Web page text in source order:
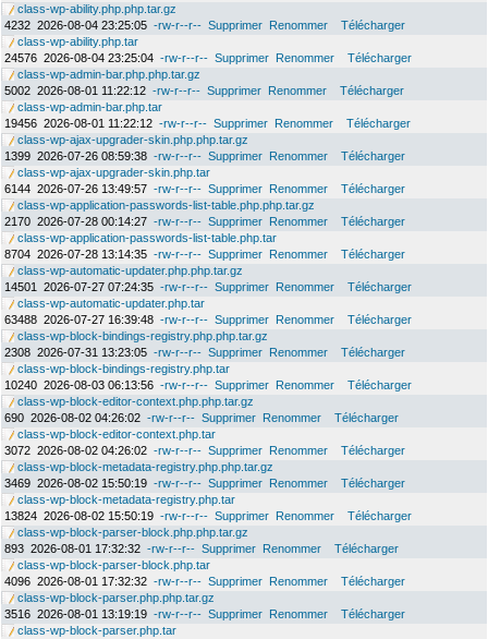
class-wp-ability.php.php.tar.gz
4232 2026-08-04 23:25:05 -rw-r--r-- Supprimer Renommer
Télécharger
class-wp-ability.php.tar
24576 2026-08-04 23:25:04 -rw-r--r-- Supprimer Renommer
Télécharger
class-wp-admin-bar.php.php.tar.gz
5002 2026-08-01 11:22:12 -rw-r--r-- Supprimer Renommer
Télécharger
class-wp-admin-bar.php.tar
19456 2026-08-01 11:22:12 -rw-r--r-- Supprimer Renommer
Télécharger
class-wp-ajax-upgrader-skin.php.php.tar.gz
1399 2026-07-26 08:59:38 -rw-r--r-- Supprimer Renommer
Télécharger
class-wp-ajax-upgrader-skin.php.tar
6144 2026-07-26 13:49:57 -rw-r--r-- Supprimer Renommer
Télécharger
class-wp-application-passwords-list-table.php.php.tar.gz
2170 2026-07-28 00:14:27 -rw-r--r-- Supprimer Renommer
Télécharger
class-wp-application-passwords-list-table.php.tar
8704 2026-07-28 13:14:35 -rw-r--r-- Supprimer Renommer
Télécharger
class-wp-automatic-updater.php.php.tar.gz
14501
2026-07-27 07:24:35 -rw-r--r-- Supprimer Renommer
Télécharger
class-wp-automatic-updater.php.tar
63488 2026-07-27 16:39:48 -rw-r--r-- Supprimer Renommer
Télécharger
class-wp-block-bindings-registry.php.php.tar.gz
2308 2026-07-31 13:23:05 -rw-r--r-- Supprimer Renommer
Télécharger
class-wp-block-bindings-registry.php.tar
10240 2026-08-03 06:13:56 -rw-r--r-- Supprimer Renommer
Télécharger
class-wp-block-editor-context.php.php.tar.gz
690 2026-08-02 04:26:02 -rw-r--r-- Supprimer Renommer
Télécharger
class-wp-block-editor-context.php.tar
3072 2026-08-02 04:26:02 -rw-r--r-- Supprimer Renommer
Télécharger
class-wp-block-metadata-registry.php.php.tar.gz
3469 2026-08-02 15:50:19 -rw-r--r-- Supprimer Renommer
Télécharger
class-wp-block-metadata-registry.php.tar
13824 2026-08-02 15:50:19 -rw-r--r-- Supprimer Renommer
Télécharger
class-wp-block-parser-block.php.php.tar.gz
893 2026-08-01 17:32:32 -rw-r--r-- Supprimer Renommer
Télécharger
class-wp-block-parser-block.php.tar
4096 2026-08-01 17:32:32 -rw-r--r-- Supprimer Renommer
Télécharger
class-wp-block-parser.php.php.tar.gz
3516 2026-08-01 13:19:19 -rw-r--r-- Supprimer Renommer
Télécharger
class-wp-block-parser.php.tar